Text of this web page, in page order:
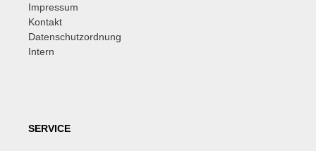
Impressum
Kontakt
Datenschutzordnung
Intern
SERVICE